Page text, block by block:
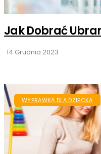
Jak Dobrać
14 Grudnia 2023
WYPRAWKA DLA DZIECKA